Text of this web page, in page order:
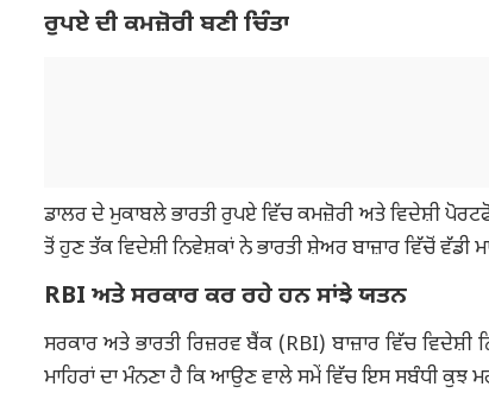
ਰੁਪਏ ਦੀ ਕਮਜ਼ੋਰੀ ਬਣੀ ਚਿੰਤਾ
ਡਾਲਰ ਦੇ ਮੁਕਾਬਲੇ ਭਾਰਤੀ ਰੁਪਏ ਵਿੱਚ ਕਮਜ਼ੋਰੀ ਅਤੇ ਵਿਦੇਸ਼ੀ
ਤੋਂ ਹੁਣ ਤੱਕ ਵਿਦੇਸ਼ੀ ਨਿਵੇਸ਼ਕਾਂ ਨੇ ਭਾਰਤੀ ਸ਼ੇਅਰ ਬਾਜ਼ਾਰ ਵਿੱਚੋਂ ਵੱਡੀ
RBI ਅਤੇ ਸਰਕਾਰ ਕਰ ਰਹੇ ਹਨ ਸਾਂਝੇ ਯਤਨ
ਸਰਕਾਰ ਅਤੇ ਭਾਰਤੀ ਰਿਜ਼ਰਵ ਬੈਂਕ (RBI) ਬਾਜ਼ਾਰ ਵਿੱਚ
ਮਾਹਿਰਾਂ ਦਾ ਮੰਨਣਾ ਹੈ ਕਿ ਆਉਣ ਵਾਲੇ ਸਮੇਂ ਵਿੱਚ ਇਸ ਸਬੰਧੀ ਕੁਝ